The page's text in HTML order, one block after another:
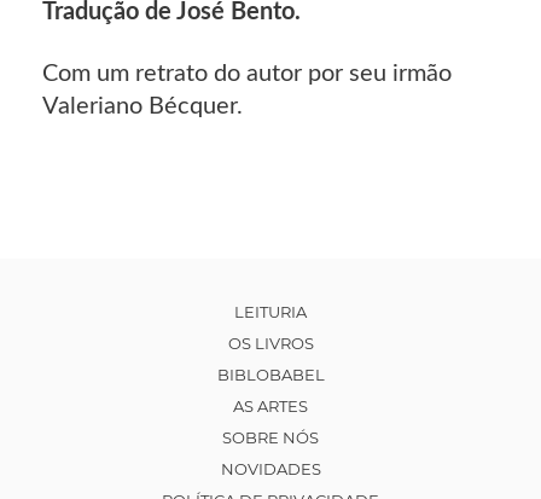
Tradução de José Bento.
Com um retrato do autor por seu irmão
Valeriano Bécquer.
LEITURIA
OS LIVROS
BIBLOBABEL
AS ARTES
SOBRE NÓS
NOVIDADES